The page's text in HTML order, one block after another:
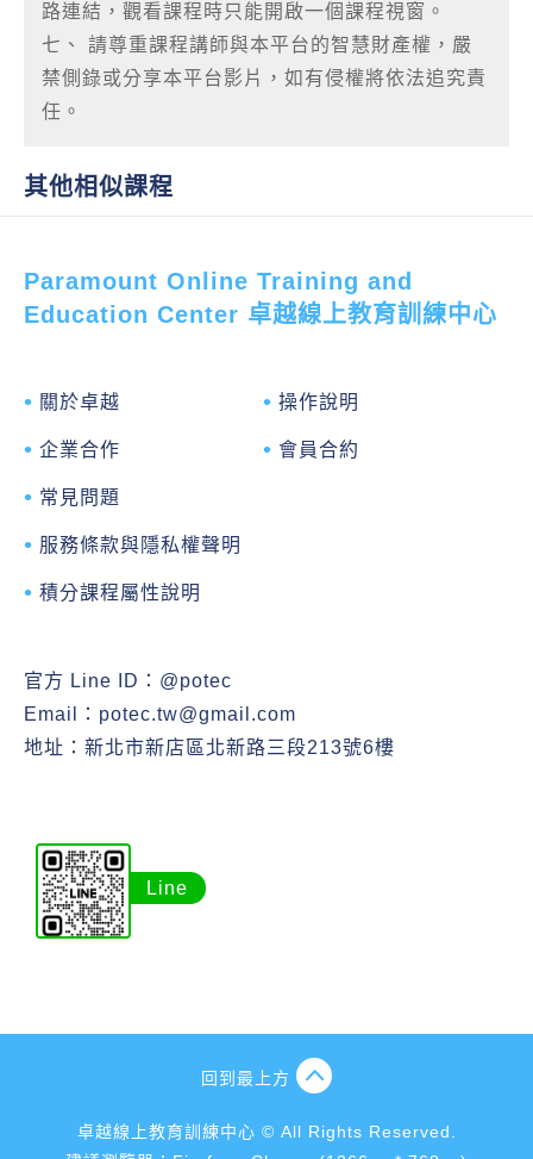
路連結，觀看課程時只能開啟一個課程視窗。
七、 請尊重課程講師與本平台的智慧財產權，嚴
禁側錄或分享本平台影片，如有侵權將依法追究責
任。
其他相似課程
Paramount Online Training and
Education Center 卓越線上教育訓練中心
關於卓越
企業合作
常見問題
操作說明
會員合約
服務條款與隱私權聲明
積分課程屬性說明
官方 Line ID： @potec
Email： potec.tw@gmail.com
地址：新北市新店區北新路三段213號6樓
Line
卓越線上教育訓練中心 © All Rights Reserved.
回到最上方